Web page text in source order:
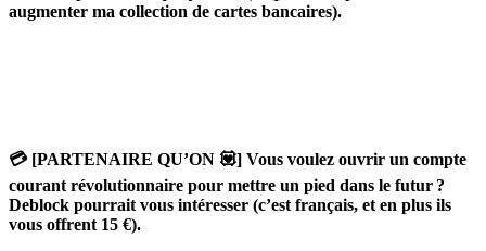
augmenter ma collection de cartes bancaires).
💳 [PARTENAIRE QU’ON 💟] Vous voulez ouvrir un compte
courant révolutionnaire pour mettre un pied dans le futur ?
Deblock pourrait vous intéresser (c’est français, et en plus ils
vous offrent 15 €).